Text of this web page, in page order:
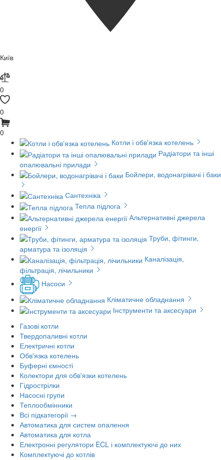
Київ
0
0
0
Котли і обв'язка котелень
Радіатори та інші
опалювальні прилади
Бойлери, водонагрівачі і баки
Сантехніка
Тепла підлога
Альтернативні джерела
енергії
Труби, фітинги,
арматура та ізоляція
Каналізація,
фільтрація, лічильники
Насоси
Кліматичне обладнання
Інструменти та аксесуари
Газові котли
Твердопаливні котли
Електричні котли
Обв'язка котелень
Буферні ємності
Колектори для обв'язки котелень
Гідрострілки
Насосні групи
Теплообмінники
Всі підкатегорії →
Автоматика для систем опалення
Автоматика для котла
Електронні регулятори ECL і комплектуючі до них
Комплектуючі до котлів